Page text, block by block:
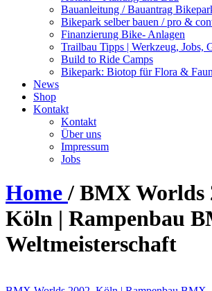
Bauanleitung / Bauantrag
Bikepark selber bauen / pro &
Finanzierung Bike- Anlagen
Trailbau Tipps | Werkzeug, Jobs,
Build to Ride Camps
Bikepark: Biotop für Flora &
News
Shop
Kontakt
Kontakt
Über uns
Impressum
Jobs
Home/ BMX Worlds
Köln | Rampenbau
Weltmeisterschaft